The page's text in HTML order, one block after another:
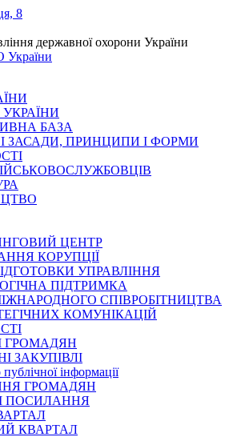
8
державної охорони України
БАЗА
ЗАСАДИ, ПРИНЦИПИ І ФОРМИ
ЦЕНТР
КОРУПЦІЇ
УПРАВЛІННЯ
ПІДТРИМКА
СПІВРОБІТНИЦТВА
КОМУНІКАЦІЙ
ГРОМАДЯН
ЗАКУПІВЛІ
інформації
ГРОМАДЯН
ПОСИЛАННЯ
КВАРТАЛ